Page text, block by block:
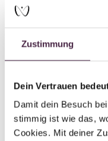
Zustimmung
Dein Vertrauen
Damit dein Besuch
stimmig ist wie das,
Cookies. Mit deiner
Human burial
Emmericher
47533 Kleve
Germany